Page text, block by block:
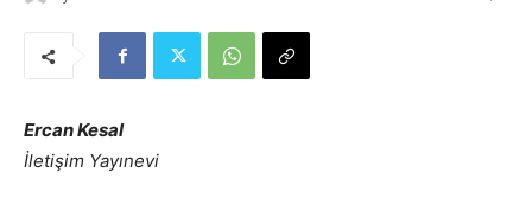
Ercan Kesal
İletişim Yayınevi